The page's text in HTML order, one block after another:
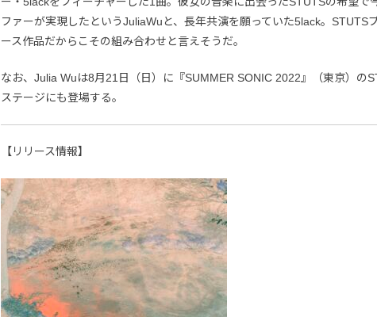
ファーが実現したというJuliaWuと、長年共演を願っていた5lack。STUTS
ース作品だからこその組み合わせと言えそうだ。
なお、Julia Wuは8月21日（日）に『SUMMER SONIC 2022』（東京）の
ステージにも登場する。
【リリース情報】